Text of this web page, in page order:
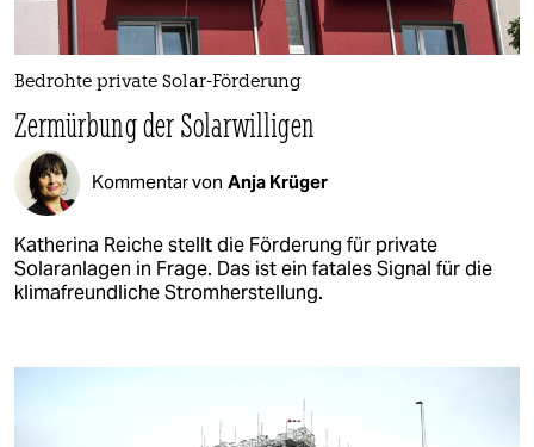
Bedrohte private Solar-Förderung
Zermürbung der Solarwilligen
Kommentar von Anja Krüger
Katherina Reiche stellt die Förderung für private
Solaranlagen in Frage. Das ist ein fatales Signal für die
klimafreundliche Stromherstellung.